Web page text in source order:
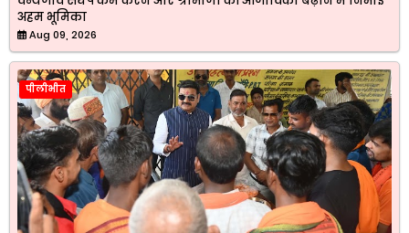
अहम भूमिका
Aug 09, 2026
पीलीभीत